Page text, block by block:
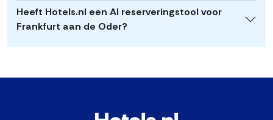
Heeft Hotels.nl een AI reserveringstool voor
Frankfurt aan de Oder?